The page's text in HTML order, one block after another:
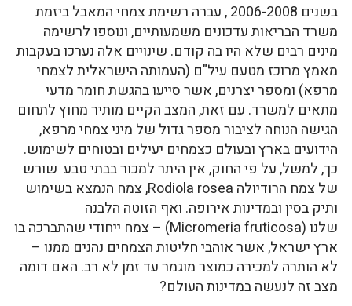
בשנים 2006-2008 , עברה רשימת צמחי המאבל ביזמת
משרד הבריאות עדכונים משמעותיים, ונוספו לרשימה
מינים רבים שלא היו בה קודם. שינויים אלה נערכו בעקבות
מאמץ מרוכז מטעם עיל"ם (העמותה הישראלית לצמחי
מרפא) ומספר יצרנים, אשר סייעו בהגשת חומר מדעי
מתאים למשרד. עם זאת, המצב הקיים מותיר מחוץ לתחום
הגישה הנוחה לציבור מספר גדול של מיני צמחי מרפא,
הידועים בארץ ובעולם כצמחים יעילים ובטוחים לשימוש.
כך, למשל, על פי החוק, אין היתר למכור בבתי טבע שורש
של צמח הרודיולה Rodiola rosea, צמח הנמצא בשימוש
ותיק בסין ובמדינות אירופה. ואף הזוטה הלבנה
שלנו (Micromeria fruticosa) – צמח ייחודי שהתברכה בו
ארץ ישראל, אשר אוהבי חליטות הצמחים נהנים ממנו –
לא הותרה למכירה כמוצר מוגמר עד זמן לא רב. האם דומה
מצב זה לנעשה במדינות העולם?